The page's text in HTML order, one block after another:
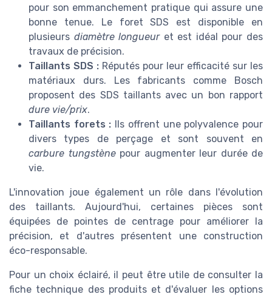
pour son emmanchement pratique qui assure une
bonne tenue. Le foret SDS est disponible en
plusieurs diamètre longueuret est idéal pour des
travaux de précision.
Taillants SDS : Réputés pour leur efficacité sur les
matériaux durs. Les fabricants comme Bosch
proposent des SDS taillants avec un bon rapport
dure vie/prix.
Taillants forets : Ils offrent une polyvalence pour
divers types de perçage et sont souvent en
carbure tungstènepour augmenter leur durée de
vie.
L'innovation joue également un rôle dans l'évolution
des taillants. Aujourd'hui, certaines pièces sont
équipées de pointes de centrage pour améliorer la
précision, et d'autres présentent une construction
éco-responsable.
Pour un choix éclairé, il peut être utile de consulter la
fiche technique des produits et d'évaluer les options